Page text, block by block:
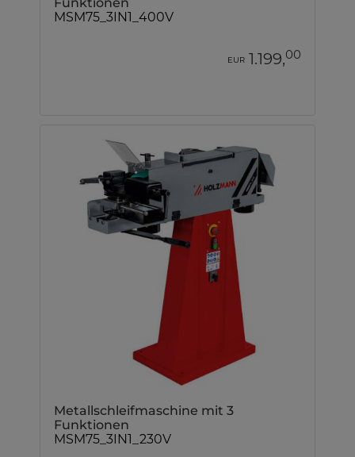
MSM75_3IN1_400V
EUR 1.199,00
Metallschleifmaschine mit 3
Funktionen
MSM75_3IN1_230V